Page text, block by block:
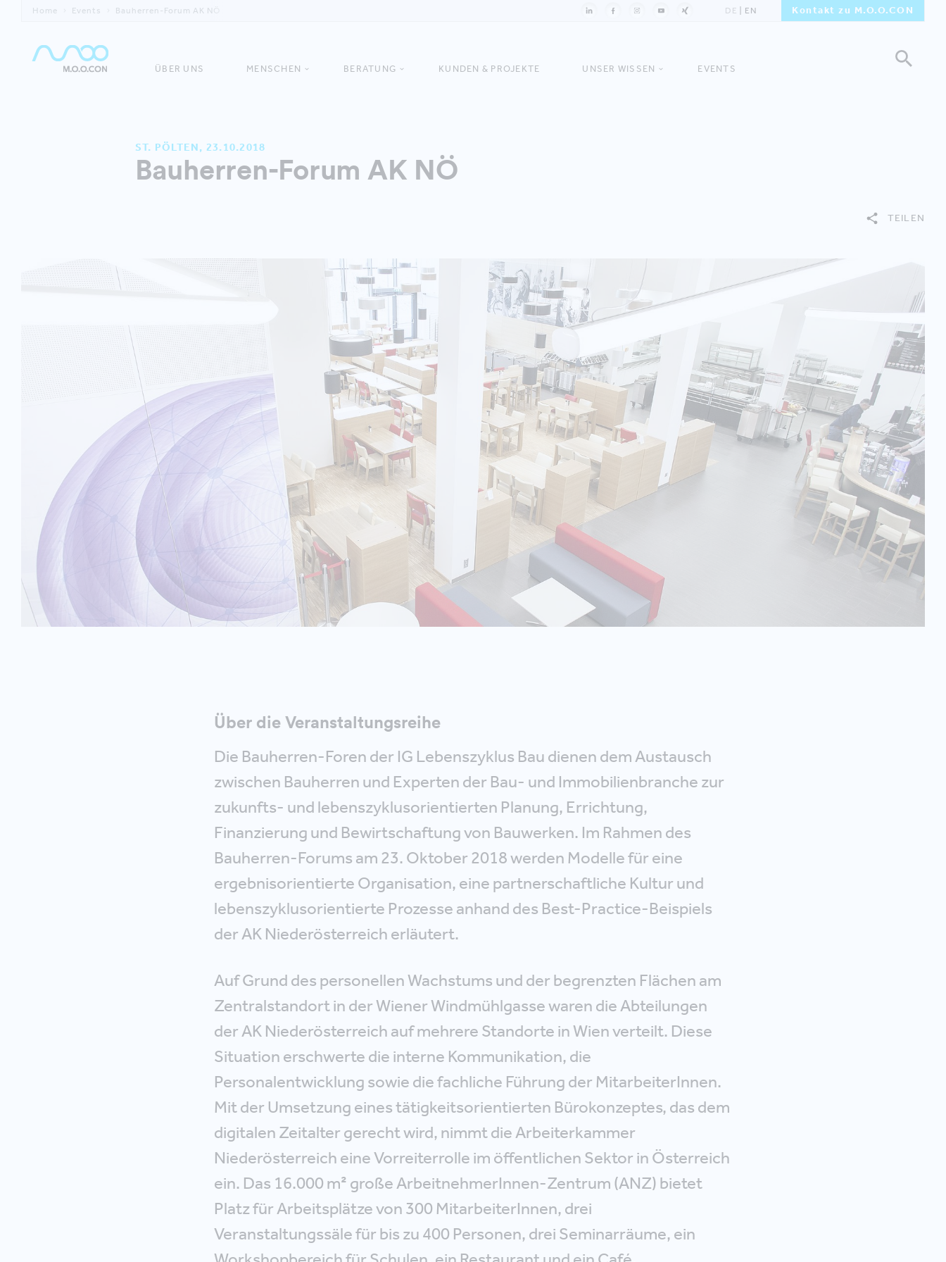
Home Events Bauherren-Forum AK NÖ DE EN Kontakt zu M.O.O.CON
ÜBER UNS MENSCHEN BERATUNG KUNDEN & PROJEKTE UNSER WISSEN EVENTS
ST. PÖLTEN, 23.10.2018
Bauherren-Forum AK NÖ
TEILEN
Über die Veranstaltungsreihe
Die Bauherren-Foren der IG Lebenszyklus Bau dienen dem Austausch
zwischen Bauherren und Experten der Bau- und Immobilienbranche zur
zukunfts- und lebenszyklusorientierten Planung, Errichtung,
Finanzierung und Bewirtschaftung von Bauwerken. Im Rahmen des
Bauherren-Forums am 23. Oktober 2018 werden Modelle für eine
ergebnisorientierte Organisation, eine partnerschaftliche Kultur und
lebenszyklusorientierte Prozesse anhand des Best-Practice-Beispiels
der AK Niederösterreich erläutert.
Auf Grund des personellen Wachstums und der begrenzten Flächen am
Zentralstandort in der Wiener Windmühlgasse waren die Abteilungen
der AK Niederösterreich auf mehrere Standorte in Wien verteilt. Diese
Situation erschwerte die interne Kommunikation, die
Personalentwicklung sowie die fachliche Führung der MitarbeiterInnen.
Mit der Umsetzung eines tätigkeitsorientierten Bürokonzeptes, das dem
digitalen Zeitalter gerecht wird, nimmt die Arbeiterkammer
Niederösterreich eine Vorreiterrolle im öffentlichen Sektor in Österreich
ein. Das 16.000 m² große ArbeitnehmerInnen-Zentrum (ANZ) bietet
Platz für Arbeitsplätze von 300 MitarbeiterInnen, drei
Veranstaltungssäle für bis zu 400 Personen, drei Seminarräume, ein